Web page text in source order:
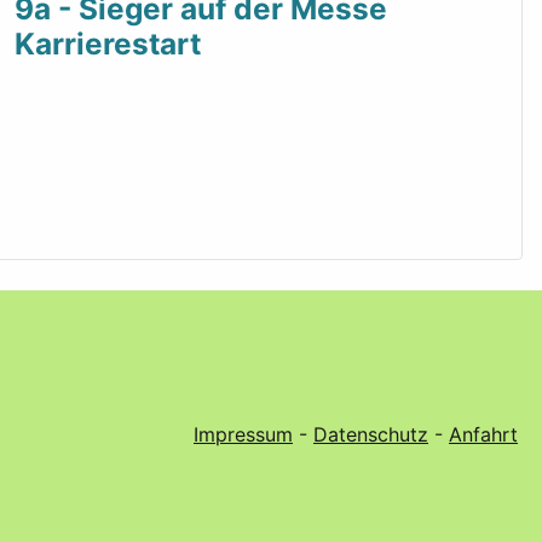
9a - Sieger auf der Messe
Karrierestart
Impressum - Datenschutz - Anfahrt